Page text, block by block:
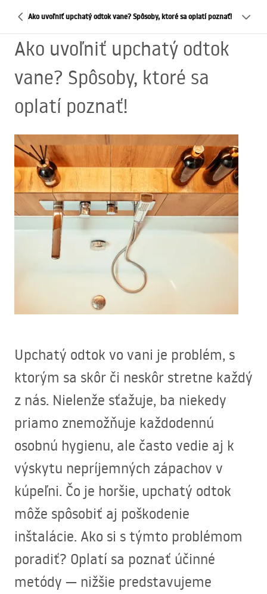
Ako uvoľniť upchatý odtok vane? Spôsoby, ktoré sa oplatí poznať!
Ako uvoľniť upchatý odtok
vane? Spôsoby, ktoré sa
oplatí poznať!
Upchatý odtok vo vani je problém, s
ktorým sa skôr či neskôr stretne každý
z nás. Nielenže sťažuje, ba niekedy
priamo znemožňuje každodennú
osobnú hygienu, ale často vedie aj k
výskytu nepríjemných zápachov v
kúpeľni. Čo je horšie, upchatý odtok
môže spôsobiť aj poškodenie
inštalácie. Ako si s týmto problémom
poradiť? Oplatí sa poznať účinné
metódy — nižšie predstavujeme